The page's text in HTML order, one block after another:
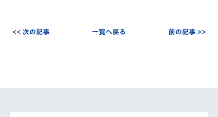
<< 次の記事 一覧へ戻る 前の記事 >>